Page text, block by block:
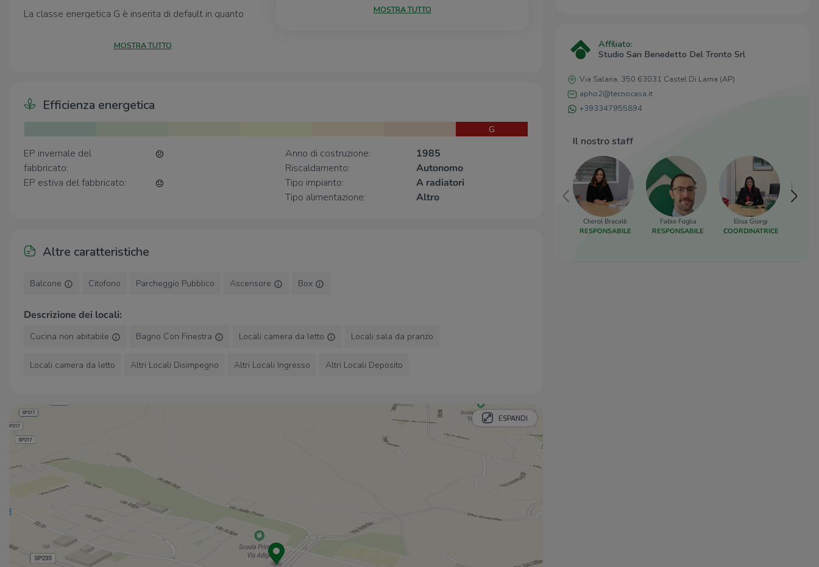
La classe energetica G è inserita di default in quanto
Per ulteriori informazioni contattateci:
Email: apho2
Seguiteci anche su:
Facebook: Gruppo Tecnocasa Castel Di Lama
Instagram: @tecnocasacasteldilama
MOSTRA TUTTO
Scuola Media Statale "Enrico Mattei"
3,0 Km
Supermercati
Ipercoop
Lidl
EuroSpin
Panificio Amatucci
Intimissimi
Bar
170 m
240 m
400 m
La Frontiera
Vernacolo
MOSTRA TUTTO
Efficienza energetica
G
EP invernale del
fabbricato:
EP estiva del fabbricato:
Anno di costruzione:
1985
Riscaldamento:
Autonomo
Tipo impianto:
A radiatori
Tipo alimentazione:
Altro
Altre caratteristiche
Balcone Citofono Parcheggio Pubblico Ascensore Box
Descrizione dei locali:
Cucina non abitabile Bagno Con Finestra Locali camera da letto Locali sala da pranzo
Locali camera da letto Altri Locali Disimpegno Altri Locali Ingresso Altri Locali Deposito
ESPANDI
Affiliato:
Studio San Benedetto Del Tronto Srl
Via Salaria, 350 63031 Castel Di Lama (AP)
apho2@tecnocasa.it
+393347955894
Il nostro staff
Cherol Bracalè
RESPONSABILE
Fabio Foglia
RESPONSABILE
Elisa Giorgi
COORDINATRICE